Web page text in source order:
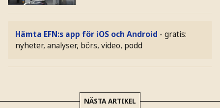
Hämta EFN:s app för iOS och Android - gratis:
nyheter, analyser, börs, video, podd
NÄSTA ARTIKEL